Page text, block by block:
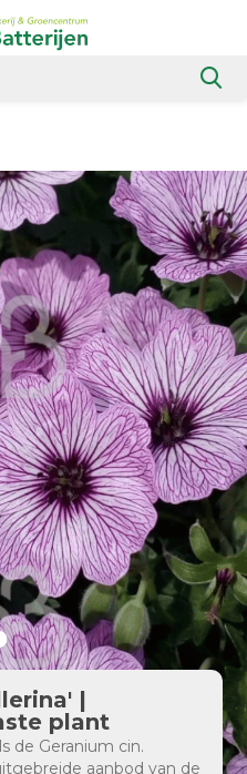
|
plant
de Geranium cin.
aanbod van de